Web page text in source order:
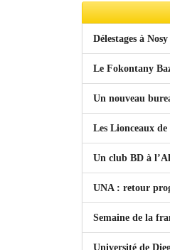
Délestages à
Le Fokontany
Un nouveau
Les Lionceaux
Un club BD à
UNA : retour
Semaine de la
Université de